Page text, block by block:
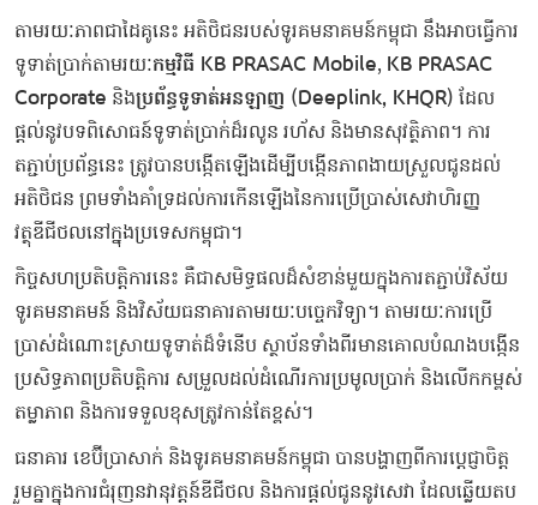
តាមរយៈភាពជាដៃគូនេះ អតិថិជនរបស់ទូរគមនាគមន៍កម្ពុជា នឹងអាចធ្វើការ
ទូទាត់ប្រាក់តាមរយៈកម្មវិធី KB PRASAC Mobile, KB PRASAC
Corporate និងប្រព័ន្ធទូទាត់អនឡាញ (Deeplink, KHQR) ដែល
ផ្តល់នូវបទពិសោធន៍ទូទាត់ប្រាក់ដ៏រលូន រហ័ស និងមានសុវត្ថិភាព។ ការ
តភ្ជាប់ប្រព័ន្ធនេះ ត្រូវបានបង្កើតឡើងដើម្បីបង្កើនភាពងាយស្រួលជូនដល់
អតិថិជន ព្រមទាំងគាំទ្រដល់ការកើនឡើងនៃការប្រើប្រាស់សេវាហិរញ្ញ
វត្ថុឌីជីថលនៅក្នុងប្រទេសកម្ពុជា។
កិច្ចសហប្រតិបត្តិការនេះ គឺជាសមិទ្ធផលដ៏សំខាន់មួយក្នុងការតភ្ជាប់វិស័យ
ទូរគមនាគមន៍ និងវិស័យធនាគារតាមរយៈបច្ចេកវិទ្យា។ តាមរយៈការប្រើ
ប្រាស់ដំណោះស្រាយទូទាត់ដ៏ទំនើប ស្ថាប័នទាំងពីរមានគោលបំណងបង្កើន
ប្រសិទ្ធភាពប្រតិបត្តិការ សម្រួលដល់ដំណើរការប្រមូលប្រាក់ និងលើកកម្ពស់
តម្លាភាព និងការទទួលខុសត្រូវកាន់តែខ្ពស់។
ធនាគារ ខេប៊ីប្រាសាក់ និងទូរគមនាគមន៍កម្ពុជា បានបង្ហាញពីការប្តេជ្ញាចិត្ត
រួមគ្នាក្នុងការជំរុញនវានុវត្តន៍ឌីជីថល និងការផ្តល់ជូននូវសេវា ដែលឆ្លើយតប